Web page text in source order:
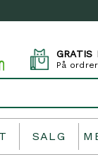
GRATIS
På
SALG